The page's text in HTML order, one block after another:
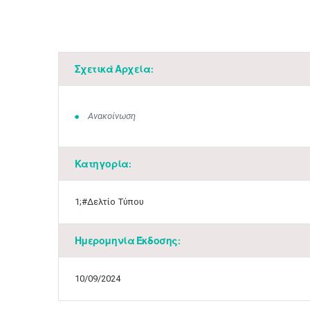
Σχετικά Αρχεία:
Ανακοίνωση
Κατηγορία:
1;#Δελτίο Τύπου
Ημερομηνία Έκδοσης:
10/09/2024